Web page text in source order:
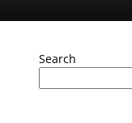
Search